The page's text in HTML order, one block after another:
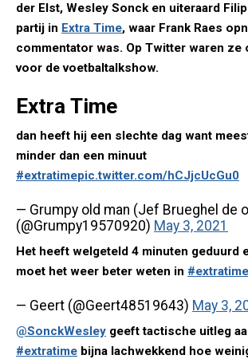
der Elst, Wesley Sonck en uiteraard
partij in Extra Time, waar Frank Raes
commentator was. Op Twitter waren ze
voor de voetbaltalkshow.
Extra Time
dan heeft hij een slechte dag want
minder dan een minuut
#extratimepic.twitter.com/hCJjcUcGu0
— Grumpy old man (Jef Brueghel de
(@Grumpy19570920) May 3, 2021
Het heeft welgeteld 4 minuten geduurd
moet het weer beter weten in #extratime
— Geert (@Geert48519643) May 3,
@SonckWesley geeft tactische uitleg
#extratime bijna lachwekkend hoe